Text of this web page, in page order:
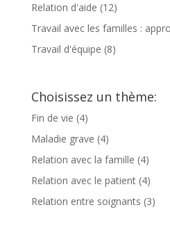
Relation d'aide (12)
Travail avec les familles :
Travail d'équipe (8)
Choisissez un thème:
Fin de vie (4)
Maladie grave (4)
Relation avec la famille (4)
Relation avec le patient(4)
Relation entre soignants (3)